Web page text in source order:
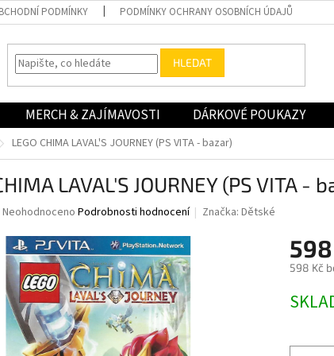
PODMÍNKY PODMÍNKY OCHRANY OSOBNÍCH ÚDAJŮ
HLEDAT
MERCH & ZAJÍMAVOSTI DÁRKOVÉ POUKAZY
LEGO CHIMA LAVAL'S JOURNEY (PS VITA - bazar)
LAVAL'S JOURNEY (PS VITA -
Průměrné
produktu
je
0,0
z
5
hvězdiček.
Neohodnoceno Podrobnosti hodnocení Značka:Dětské
598 Kč
cena: